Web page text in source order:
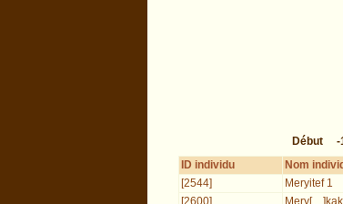
Début
-
ID individu
Nom
[2544]
Meryitef 1
[2600]